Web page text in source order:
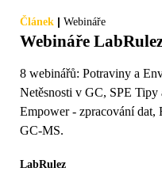
Článek | Webináře
Webináře
8 webinářů: Potraviny a
Netěsnosti v GC, SPE
Empower - zpracování
GC-MS.
LabRulez